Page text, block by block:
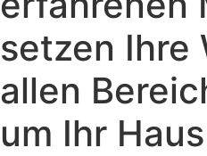
setzen Ihre
allen
um Ihr